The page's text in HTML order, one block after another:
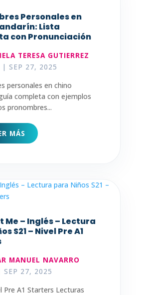
Personales en
Lista
con Pronunciación
TERESA GUTIERREZ
| SEP 27, 2025
personales en chino
completa con ejemplos
pronombres...
MÁS
Me – Inglés – Lectura
S21 – Nivel Pre A1
MANUEL NAVARRO
SEP 27, 2025
Pre A1 Starters Lecturas